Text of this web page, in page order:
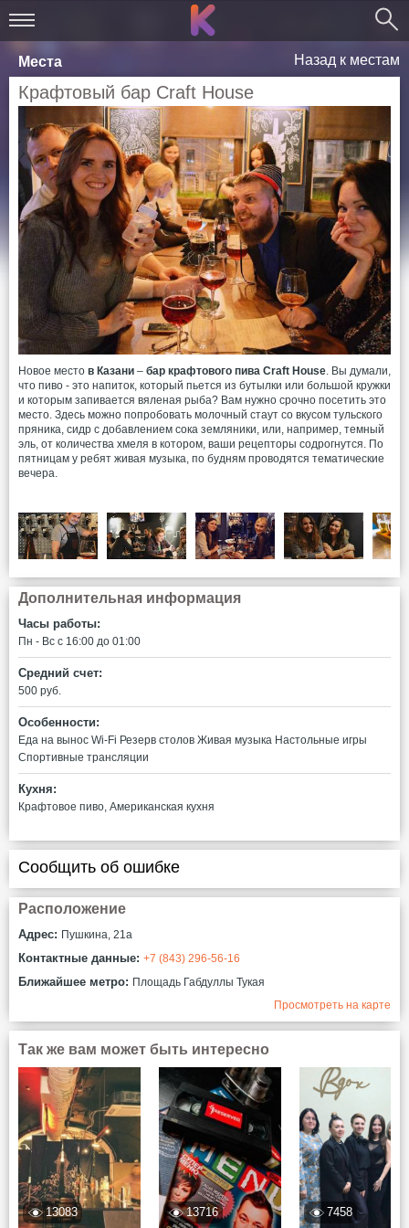
Места Назад к местам
Крафтовый бар Craft House
Новое место в Казани – бар крафтового пива Craft House. Вы думали,
что пиво - это напиток, который пьется из бутылки или большой кружки
и которым запивается вяленая рыба? Вам нужно срочно посетить это
место. Здесь можно попробовать молочный стаут со вкусом тульского
пряника, сидр с добавлением сока земляники, или, например, темный
эль, от количества хмеля в котором, ваши рецепторы содрогнутся. По
пятницам у ребят живая музыка, по будням проводятся тематические
вечера.
Дополнительная информация
Часы работы:
Пн - Вс c 16:00 до 01:00
Средний счет:
500 руб.
Особенности:
Еда на вынос Wi-Fi Резерв столов Живая музыка Настольные игры
Спортивные трансляции
Кухня:
Крафтовое пиво, Американская кухня
Сообщить об ошибке
Расположение
Адрес: Пушкина, 21а
Контактные данные: +7 (843) 296-56-16
Ближайшее метро: Площадь Габдуллы Тукая
Просмотреть на карте
Так же вам может быть интересно
13083 13716 7458